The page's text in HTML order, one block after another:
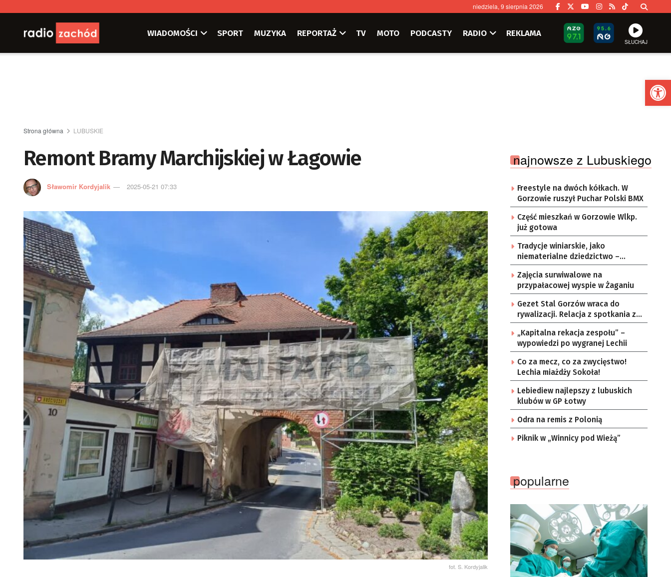
niedziela, 9 sierpnia 2026
WIADOMOŚCI SPORT MUZYKA REPORTAŻ TV MOTO PODCASTY RADIO REKLAMA
SŁUCHAJ
Strona główna LUBUSKIE
Remont Bramy Marchijskiej w Łagowie
Sławomir Kordyjalik 2025-05-21 07:33
fot. S. Kordyjalik
najnowsze z Lubuskiego
Freestyle na dwóch kółkach. W
Gorzowie ruszył Puchar Polski BMX
Część mieszkań w Gorzowie Wlkp.
już gotowa
Tradycje winiarskie, jako
niematerialne dziedzictwo –
konsultacje i projekt
Zajęcia surwiwalowe na
przypałacowej wyspie w Żaganiu
Gezet Stal Gorzów wraca do
rywalizacji. Relacja z spotkania z
częstochowskimi lwami u nas!
„Kapitalna rekacja zespołu” –
wypowiedzi po wygranej Lechii
Co za mecz, co za zwycięstwo!
Lechia miażdży Sokoła!
Lebiediew najlepszy z lubuskich
klubów w GP Łotwy
Odra na remis z Polonią
Piknik w „Winnicy pod Wieżą”
popularne